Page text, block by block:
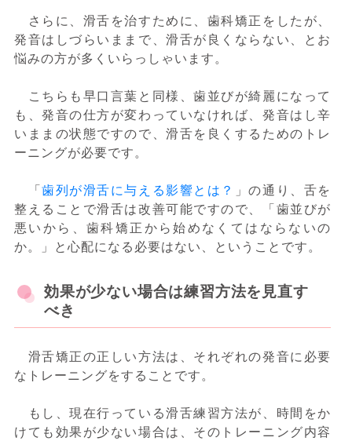
さらに、滑舌を治すために、歯科矯正をしたが、
発音はしづらいままで、滑舌が良くならない、とお
悩みの方が多くいらっしゃいます。
こちらも早口言葉と同様、歯並びが綺麗になって
も、発音の仕方が変わっていなければ、発音はし辛
いままの状態ですので、滑舌を良くするためのトレ
ーニングが必要です。
「歯列が滑舌に与える影響とは？ 」の通り、舌を
整えることで滑舌は改善可能ですので、「歯並びが
悪いから、歯科矯正から始めなくてはならないの
か。」と心配になる必要はない、ということです。
効果が少ない場合は練習方法を見直す
べき
滑舌矯正の正しい方法は、それぞれの発音に必要
なトレーニングをすることです。
もし、現在行っている滑舌練習方法が、時間をか
けても効果が少ない場合は、そのトレーニング内容